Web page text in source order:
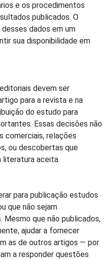
e os procedimentos
publicados. O
dados em um
sua disponibilidade em
devem ser
para a revista e na
do estudo para
Essas decisões não
comerciais, relações
ou descobertas que
literatura aceita.
para publicação estudos
que não sejam
que não publicados,
ajudar a fornecer
as de outros artigos — por
a responder questões